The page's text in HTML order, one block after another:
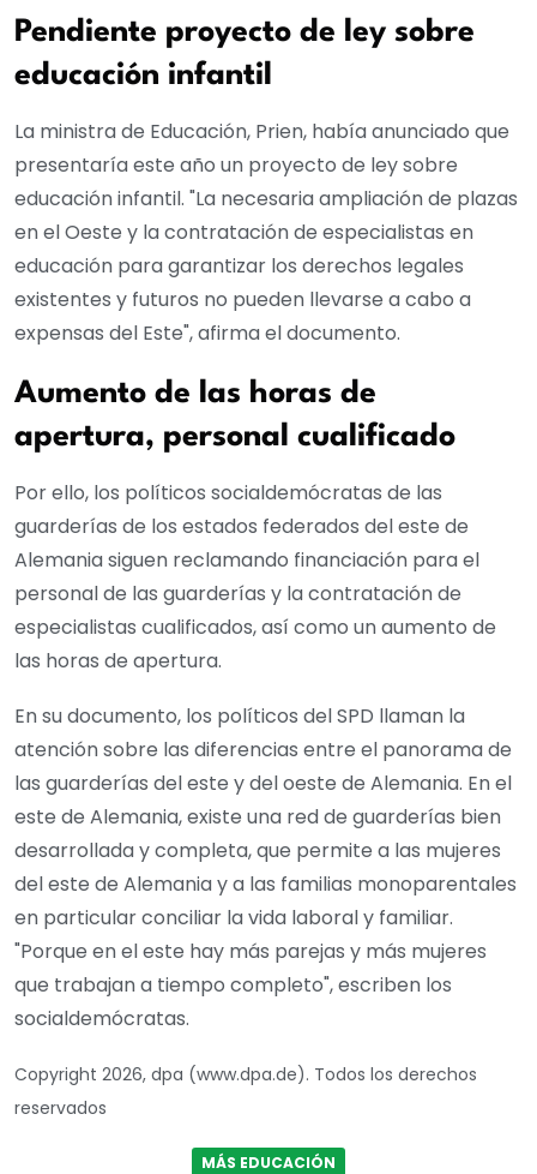
Pendiente proyecto de ley sobre
educación infantil
La ministra de Educación, Prien, había anunciado que
presentaría este año un proyecto de ley sobre
educación infantil. "La necesaria ampliación de plazas
en el Oeste y la contratación de especialistas en
educación para garantizar los derechos legales
existentes y futuros no pueden llevarse a cabo a
expensas del Este", afirma el documento.
Aumento de las horas de
apertura, personal cualificado
Por ello, los políticos socialdemócratas de las
guarderías de los estados federados del este de
Alemania siguen reclamando financiación para el
personal de las guarderías y la contratación de
especialistas cualificados, así como un aumento de
las horas de apertura.
En su documento, los políticos del SPD llaman la
atención sobre las diferencias entre el panorama de
las guarderías del este y del oeste de Alemania. En el
este de Alemania, existe una red de guarderías bien
desarrollada y completa, que permite a las mujeres
del este de Alemania y a las familias monoparentales
en particular conciliar la vida laboral y familiar.
"Porque en el este hay más parejas y más mujeres
que trabajan a tiempo completo", escriben los
socialdemócratas.
Copyright 2026, dpa (www.dpa.de). Todos los derechos
reservados
MÁS EDUCACIÓN